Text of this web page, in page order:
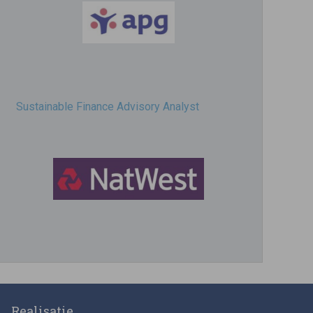
Sustainable Finance Advisory Analyst
Director, Impact Investing